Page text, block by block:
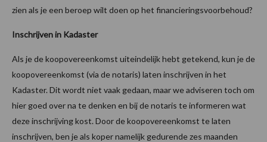
zien als je een beroep wilt doen op het financieringsvoorbehoud?
Inschrijven in Kadaster
Als je de koopovereenkomst uiteindelijk hebt getekend, kun je de
koopovereenkomst (via de notaris) laten inschrijven in het
Kadaster. Dit wordt niet vaak gedaan, maar we adviseren toch om
hier goed over na te denken en bij de notaris te informeren wat
deze inschrijving kost. Door de koopovereenkomst te laten
inschrijven, ben je als koper namelijk gedurende zes maanden